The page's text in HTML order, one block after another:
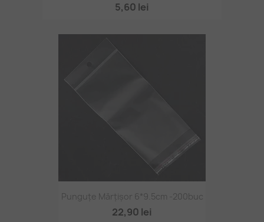
5,60 lei
Punguțe Mărțișor 6*9.5cm -200buc
22,90 lei